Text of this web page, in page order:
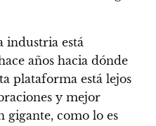
industria está
años hacia dónde
plataforma está lejos
y mejor
gigante, como lo es